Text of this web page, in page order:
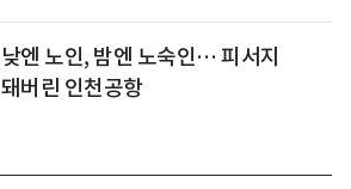
낮엔 노인, 밤엔 노숙인… 피서지
돼버린 인천공항